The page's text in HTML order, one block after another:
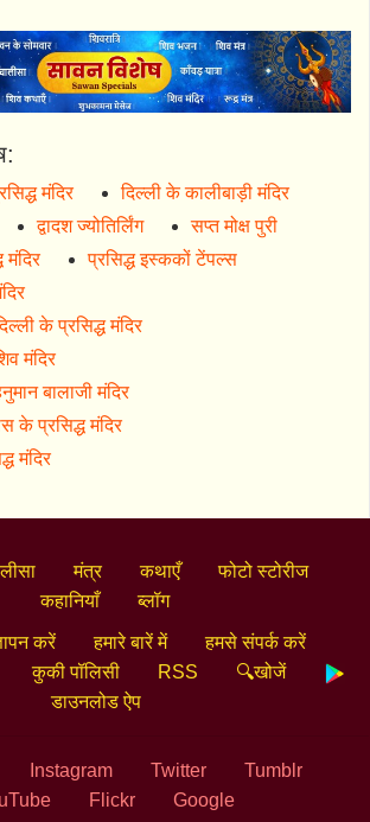
मंदिर
दिल्ली के कालीबाड़ी मंदिर
द्वादश ज्योतिर्लिंग
सप्त मोक्ष पुरी
मंदिर
प्रसिद्ध इस्ककों टेंपल्स
के प्रसिद्ध मंदिर
मंदिर
बालाजी मंदिर
के प्रसिद्ध मंदिर
मंदिर
मंत्र कथाएँ
फोटो स्टोरीज
कहानियाँ
ब्लॉग
करें हमारे बारें में
हमसे संपर्क करें
कुकी पॉलिसी RSS
🔍खोजें
डाउनलोड ऐप
Instagram Twitter
Tumblr
Flickr Google